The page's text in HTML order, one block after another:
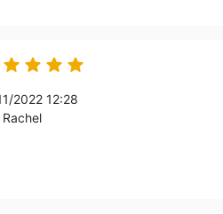
   
2022 12:28
Rachel